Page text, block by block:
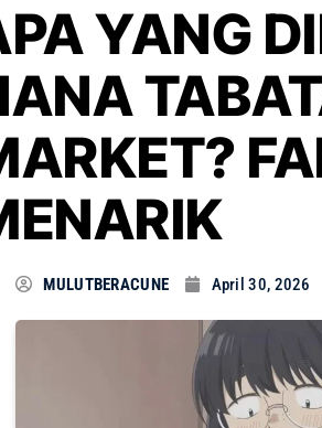
YANG
MULUTBERACUNE April 30, 2026